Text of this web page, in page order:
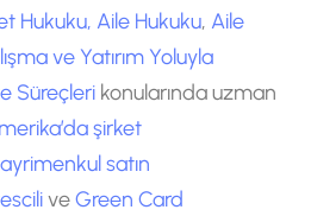
Hukuku, Aile Hukuku, Aile
ve Yatırım Yoluyla
Süreçleri konularında uzman
şirket
satın
veGreen Card